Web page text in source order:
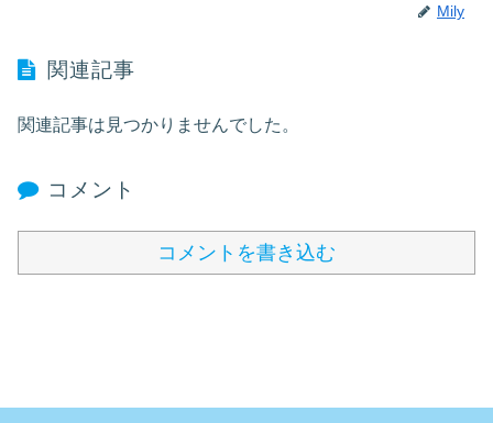
Mily
関連記事
関連記事は見つかりませんでした。
コメント
コメントを書き込む